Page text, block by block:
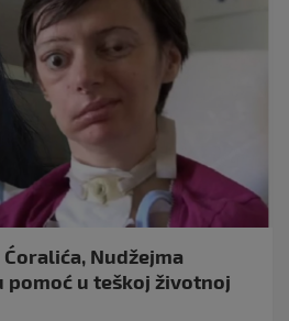
Nudžejma
pomoć u teškoj životnoj